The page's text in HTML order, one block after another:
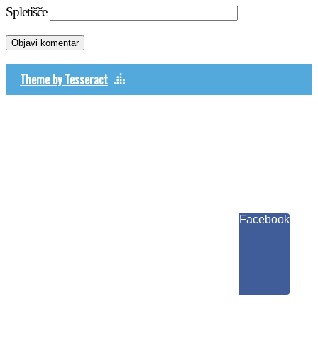
Spletišče
Theme by Tesseract
Facebook